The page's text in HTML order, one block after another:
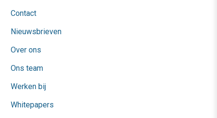
Contact
Nieuwsbrieven
Over ons
Ons team
Werken bij
Whitepapers